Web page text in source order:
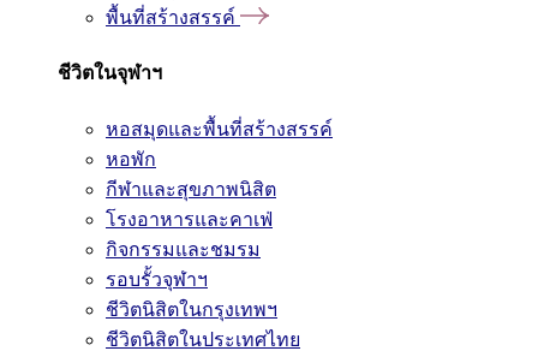
พื้นที่สร้างสรรค์
ชีวิตในจุฬาฯ
หอสมุดและพื้นที่สร้างสรรค์
หอพัก
กีฬาและสุขภาพนิสิต
โรงอาหารและคาเฟ่
กิจกรรมและชมรม
รอบรั้วจุฬาฯ
ชีวิตนิสิตในกรุงเทพฯ
ชีวิตนิสิตในประเทศไทย